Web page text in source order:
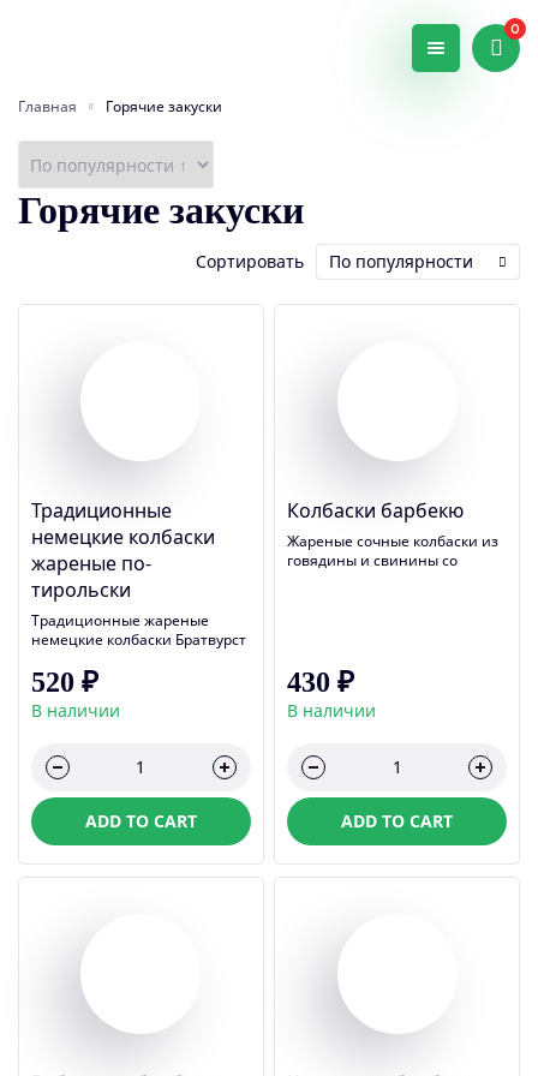
0
Главная Горячие закуски
Горячие закуски
Сортировать По популярности
Традиционные
немецкие колбаски
жареные по-
тирольски
Традиционные жареные
немецкие колбаски Братвурст
запеченного по-деревенски,
авторским соусом и булочкой
К.265 Б.10 Ж.25 У.0 Масса
520 ₽
В наличии
ADD TO CART
Колбаски барбекю
Жареные сочные колбаски из
говядины и свинины со
430 ₽
В наличии
ADD TO CART